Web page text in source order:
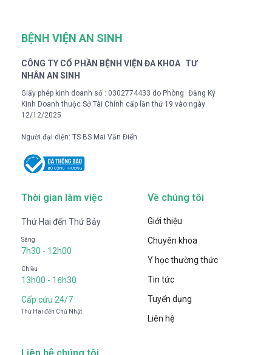
BỆNH VIỆN AN SINH
CÔNG TY CỔ PHẦN BỆNH VIỆN ĐA KHOA TƯ
NHÂN AN SINH
Giấy phép kinh doanh số : 0302774433 do Phòng Đăng Ký
Kinh Doanh thuộc Sở Tài Chính cấp lần thứ 19 vào ngày
12/12/2025
Người đại diện: TS BS Mai Văn Điển
Thời gian làm việc
Thứ Hai đến Thứ Bảy
Sáng
7h30 - 12h00
Chiều
13h00 - 16h30
Cấp cứu 24/7
Thứ Hai đến Chủ Nhật
Về chúng tôi
Giới thiệu
Chuyên khoa
Y học thường thức
Tin tức
Tuyển dụng
Liên hệ